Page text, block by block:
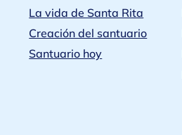
La vida de Santa Rita
Creación del santuario
Santuario hoy